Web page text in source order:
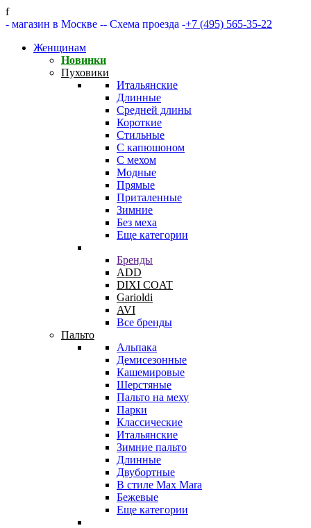
f
- магазин в Москве -- Схема проезда -+7 (495) 565-35-22
Женщинам
Новинки
Пуховики
Итальянские
Длинные
Средней длины
Короткие
Стильные
С капюшоном
С мехом
Модные
Прямые
Приталенные
Зимние
Без меха
Еще категории
Бренды
ADD
DIXI COAT
Garioldi
AVI
Все бренды
Пальто
Альпака
Демисезонные
Кашемировые
Шерстяные
Пальто на меху
Парки
Классические
Итальянские
Зимние пальто
Длинные
Двубортные
В стиле Max Mara
Бежевые
Еще категории